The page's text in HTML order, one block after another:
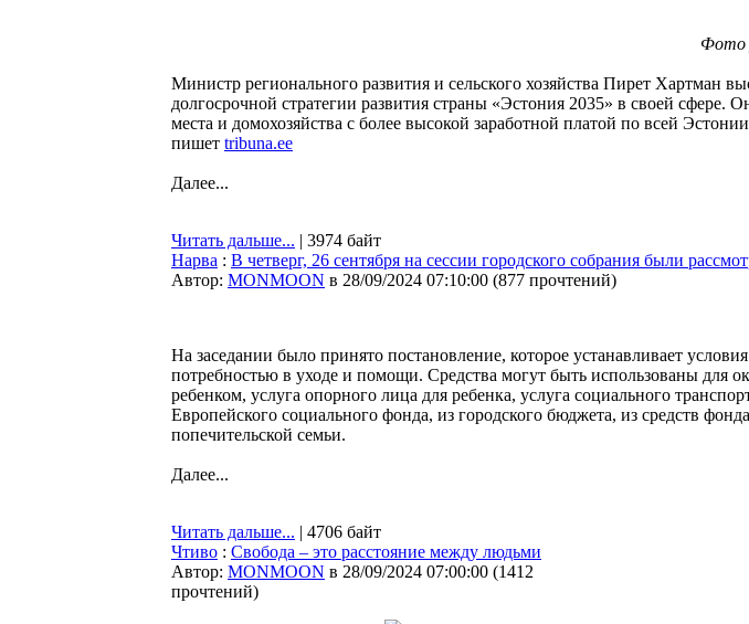
Фото
Министр регионального развития и сельского хозяйства Пирет Хартман
долгосрочной стратегии развития страны «Эстония 2035» в своей сфере.
места и домохозяйства с более высокой заработной платой по всей
пишет tribuna.ee
Далее...
Читать дальше... | 3974 байт
Нарва : В четверг, 26 сентября на сессии городского собрания были
Автор: MONMOON в 28/09/2024 07:10:00 (877 прочтений)
На заседании было принято постановление, которое устанавливает
потребностью в уходе и помощи. Средства могут быть использованы для
ребенком, услуга опорного лица для ребенка, услуга социального
Европейского социального фонда, из городского бюджета, из средств
попечительской семьи.
Далее...
Читать дальше... | 4706 байт
Чтиво : Свобода – это расстояние между людьми
Автор: MONMOON в 28/09/2024 07:00:00 (1412
прочтений)